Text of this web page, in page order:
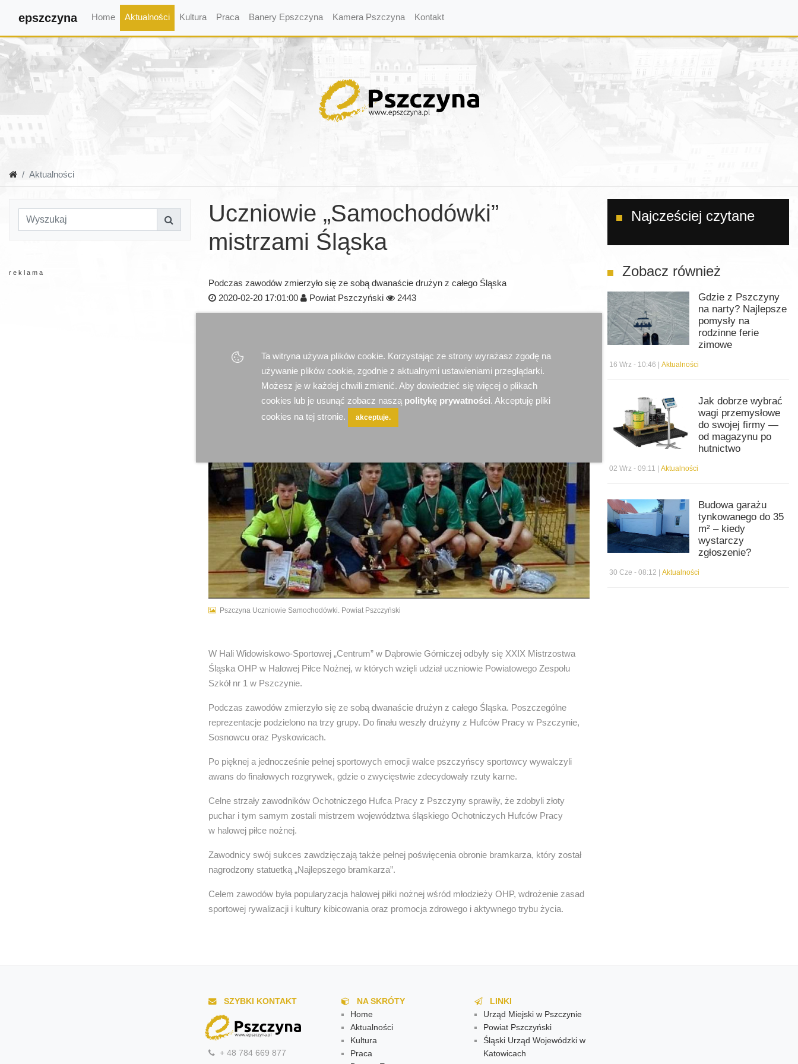
epszczyna Home Aktualności Kultura Praca Banery Epszczyna Kamera Pszczyna Kontakt
Aktualności
r e k l a m a
Uczniowie „Samochodówki”
mistrzami Śląska
Podczas zawodów zmierzyło się ze sobą dwanaście drużyn z całego Śląska
2020-02-20 17:01:00
Powiat Pszczyński 2443
Pszczyna Uczniowie Samochodówki. Powiat Pszczyński
W Hali Widowiskowo-Sportowej „Centrum” w Dąbrowie Górniczej odbyły się XXIX Mistrzostwa
Śląska OHP w Halowej Piłce Nożnej, w których wzięli udział uczniowie Powiatowego Zespołu
Szkół nr 1 w Pszczynie.
Podczas zawodów zmierzyło się ze sobą dwanaście drużyn z całego Śląska. Poszczególne
reprezentacje podzielono na trzy grupy. Do finału weszły drużyny z Hufców Pracy w Pszczynie,
Sosnowcu oraz Pyskowicach.
Po pięknej a jednocześnie pełnej sportowych emocji walce pszczyńscy sportowcy wywalczyli
awans do finałowych rozgrywek, gdzie o zwycięstwie zdecydowały rzuty karne.
Celne strzały zawodników Ochotniczego Hufca Pracy z Pszczyny sprawiły, że zdobyli złoty
puchar i tym samym zostali mistrzem województwa śląskiego Ochotniczych Hufców Pracy
w halowej piłce nożnej.
Zawodnicy swój sukces zawdzięczają także pełnej poświęcenia obronie bramkarza, który został
nagrodzony statuetką „Najlepszego bramkarza”.
Celem zawodów była popularyzacja halowej piłki nożnej wśród młodzieży OHP, wdrożenie zasad
sportowej rywalizacji i kultury kibicowania oraz promocja zdrowego i aktywnego trybu życia.
Najcześciej czytane
Zobacz również
Gdzie z Pszczyny
na narty? Najlepsze
pomysły na
rodzinne ferie
zimowe
16 Wrz - 10:46 | Aktualności
Jak dobrze wybrać
wagi przemysłowe
do swojej firmy —
od magazynu po
hutnictwo
02 Wrz - 09:11 | Aktualności
Budowa garażu
tynkowanego do 35
m² – kiedy
wystarczy
zgłoszenie?
30 Cze - 08:12 | Aktualności
SZYBKI KONTAKT
+ 48 784 669 877
NA SKRÓTY
Home
Aktualności
Kultura
Praca
LINKI
Urząd Miejski w Pszczynie
Powiat Pszczyński
Śląski Urząd Wojewódzki w
Katowicach
Ta witryna używa plików cookie. Korzystając ze strony wyrażasz zgodę na
używanie plików cookie, zgodnie z aktualnymi ustawieniami przeglądarki.
Możesz je w każdej chwili zmienić. Aby dowiedzieć się więcej o plikach
cookies lub je usunąć zobacz naszą politykę prywatności. Akceptuję pliki
cookies na tej stronie.
akceptuje.